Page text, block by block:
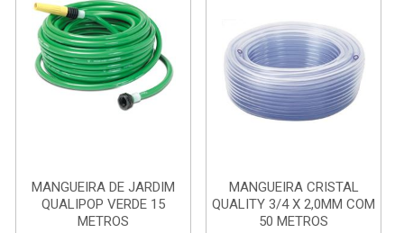
MANGUEIRA DE JARDIM
QUALIPOP VERDE 15
METROS
MANGUEIRA CRISTAL
QUALITY 3/4 X 2,0MM COM
50 METROS